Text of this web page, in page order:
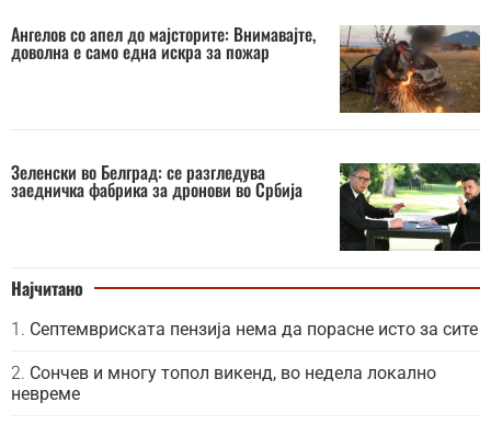
Ангелов со апел до мајсторите: Внимавајте,
доволна е само една искра за пожар
Зеленски во Белград: се разгледува
заедничка фабрика за дронови во Србија
Најчитано
Септемвриската пензија нема да порасне исто за сите
Сончев и многу топол викенд, во недела локално
невреме